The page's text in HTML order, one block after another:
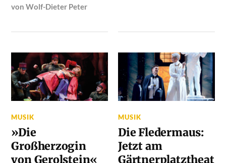
vonWolf-Dieter Peter
MUSIK
»Die
Großherzogin
von Gerolstein«
MUSIK
Die Fledermaus:
Jetzt am
Gärtnerplatztheat